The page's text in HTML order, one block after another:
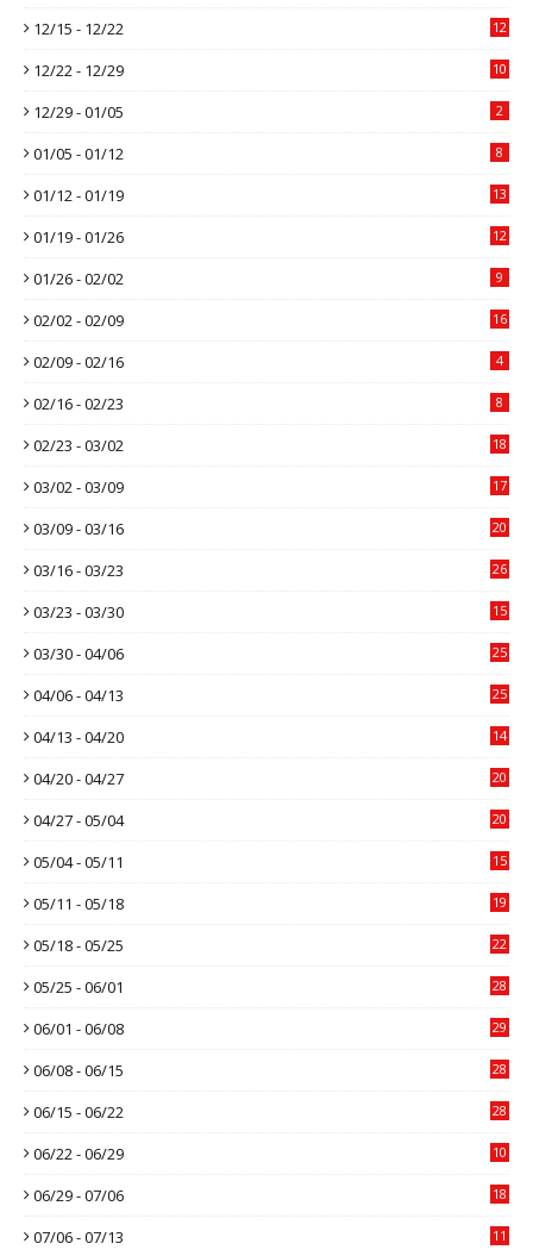
12/15 - 12/22 12
12/22 - 12/29 10
12/29 - 01/05 2
01/05 - 01/12 8
01/12 - 01/19 13
01/19 - 01/26 12
01/26 - 02/02 9
02/02 - 02/09 16
02/09 - 02/16 4
02/16 - 02/23 8
02/23 - 03/02 18
03/02 - 03/09 17
03/09 - 03/16 20
03/16 - 03/23 26
03/23 - 03/30 15
03/30 - 04/06 25
04/06 - 04/13 25
04/13 - 04/20 14
04/20 - 04/27 20
04/27 - 05/04 20
05/04 - 05/11 15
05/11 - 05/18 19
05/18 - 05/25 22
05/25 - 06/01 28
06/01 - 06/08 29
06/08 - 06/15 28
06/15 - 06/22 28
06/22 - 06/29 10
06/29 - 07/06 18
07/06 - 07/13 11